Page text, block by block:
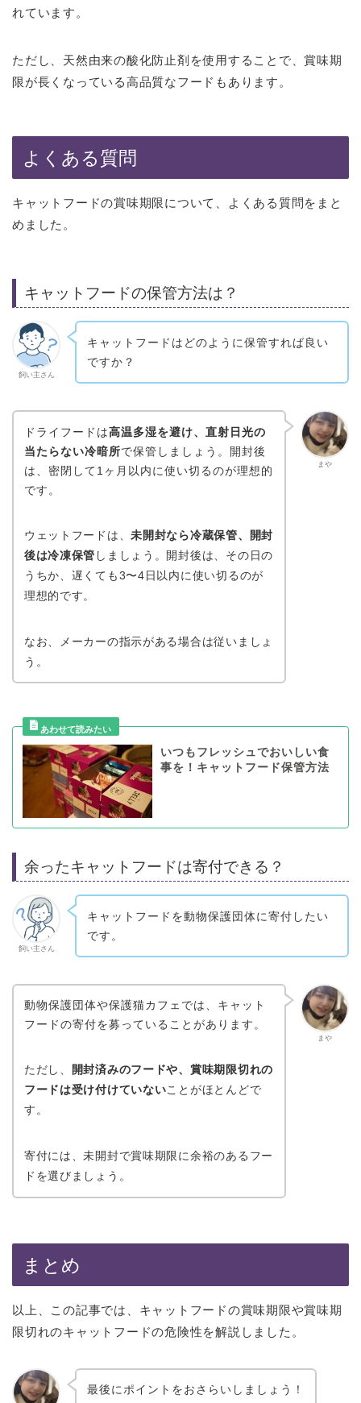
れています。
ただし、天然由来の酸化防止剤を使用することで、賞味期
限が長くなっている高品質なフードもあります。
よくある質問
キャットフードの賞味期限について、よくある質問をまと
めました。
キャットフードの保管方法は？
飼い主さん
キャットフードはどのように保管すれば良い
ですか？
まや
ドライフードは高温多湿を避け、直射日光の
当たらない冷暗所で保管しましょう。開封後
は、密閉して1ヶ月以内に使い切るのが理想的
です。
ウェットフードは、未開封なら冷蔵保管、開封
後は冷凍保管 しましょう。開封後は、その日の
うちか、遅くても3〜4日以内に使い切るのが
理想的です。
なお、メーカーの指示がある場合は従いましょ
う。
いつもフレッシュでおいしい食
事を！キャットフード保管方法
余ったキャットフードは寄付できる？
飼い主さん
キャットフードを動物保護団体に寄付したい
です。
まや
動物保護団体や保護猫カフェでは、キャット
フードの寄付を募っていることがあります。
ただし、
開封済みのフードや、賞味期限切れの
フードは受け付けていないことがほとんどで
す。
寄付には、未開封で賞味期限に余裕のあるフー
ドを選びましょう。
まとめ
以上、この記事では、キャットフードの賞味期限や賞味期
限切れのキャットフードの危険性を解説しました。
最後にポイントをおさらいしましょう！